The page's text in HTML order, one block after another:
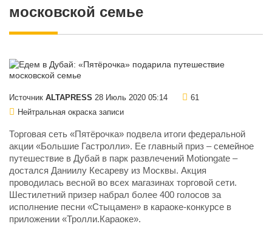
московской семье
Источник ALTAPRESS 28 Июль 2020 05:14
61
Нейтральная окраска записи
Торговая сеть «Пятёрочка» подвела итоги федеральной
акции «Большие Гастролли». Ее главный приз – семейное
путешествие в Дубай в парк развлечений Motiongate –
достался Даниилу Кесареву из Москвы. Акция
проводилась весной во всех магазинах торговой сети.
Шестилетний призер набрал более 400 голосов за
исполнение песни «Стыцамен» в караоке-конкурсе в
приложении «Тролли.Караоке».